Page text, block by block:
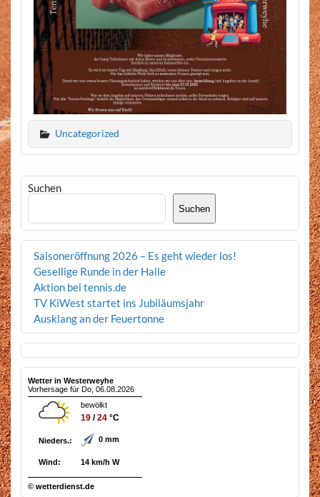
Uncategorized
Suchen
Suchen
Saisoneröffnung 2026 – Es geht wieder los!
Gesellige Runde in der Halle
Aktion bei tennis.de
TV KiWest startet ins Jubiläumsjahr
Ausklang an der Feuertonne
Wetter in Westerweyhe
Vorhersage für Do, 06.08.2026
bewölkt
19/24°C
Nieders.: 0 mm
Wind: 14 km/h W
© wetterdienst.de